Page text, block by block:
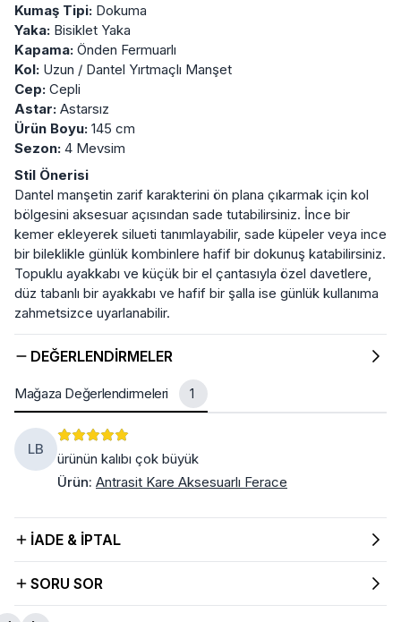
Kumaş Tipi: Dokuma
Yaka: Bisiklet Yaka
Kapama: Önden Fermuarlı
Kol: Uzun / Dantel Yırtmaçlı Manşet
Cep: Cepli
Astar: Astarsız
Ürün Boyu: 145 cm
Sezon: 4 Mevsim
Stil Önerisi
Dantel manşetin zarif karakterini ön plana çıkarmak için kol
bölgesini aksesuar açısından sade tutabilirsiniz. İnce bir
kemer ekleyerek silueti tanımlayabilir, sade küpeler veya ince
bir bileklikle günlük kombinlere hafif bir dokunuş katabilirsiniz.
Topuklu ayakkabı ve küçük bir el çantasıyla özel davetlere,
düz tabanlı bir ayakkabı ve hafif bir şalla ise günlük kullanıma
zahmetsizce uyarlanabilir.
DEĞERLENDIRMELER
Mağaza Değerlendirmeleri 1
LB
ürünün kalıbı çok büyük
Ürün: Antrasit Kare Aksesuarlı Ferace
İADE & İPTAL
SORU SOR